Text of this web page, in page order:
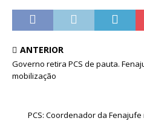
ANTERIOR
Governo retira PCS de pauta.
mobilização
PCS: Coordenador da